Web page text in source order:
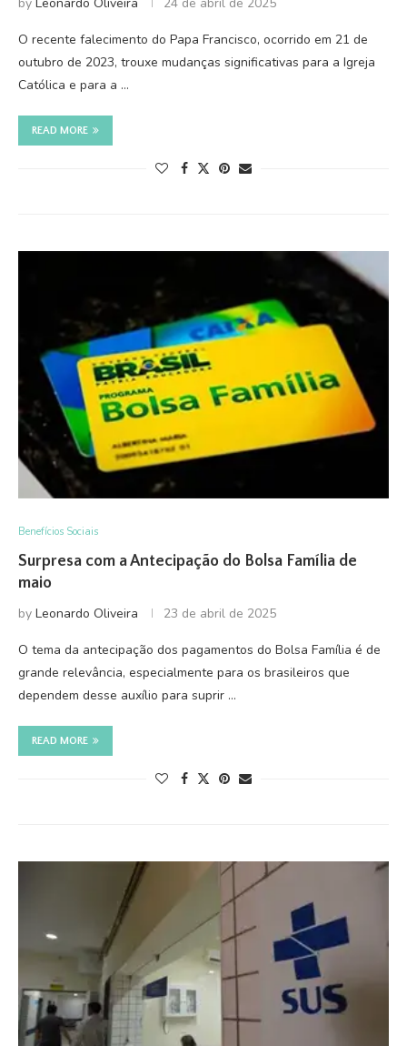
O recente falecimento do Papa Francisco, ocorrido em 21 de
outubro de 2023, trouxe mudanças significativas para a Igreja
Católica e para a …
READ MORE
Benefícios Sociais
Surpresa com a Antecipação do Bolsa Família de
maio
by Leonardo Oliveira 23 de abril de 2025
O tema da antecipação dos pagamentos do Bolsa Família é de
grande relevância, especialmente para os brasileiros que
dependem desse auxílio para suprir …
READ MORE